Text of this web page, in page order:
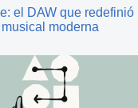
el DAW que redefinió
moderna